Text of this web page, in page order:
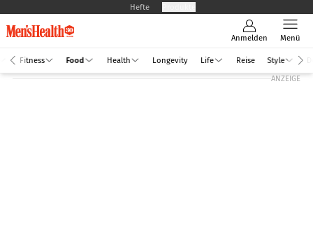
Hefte
Anmelden Menü
Fitness Food Health Longevity Life Reise Style
ANZEIGE